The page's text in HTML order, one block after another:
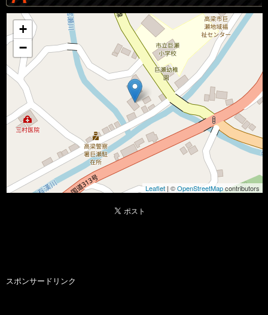
+
−
Leaflet | ©OpenStreetMapcontributors
スポンサードリンク